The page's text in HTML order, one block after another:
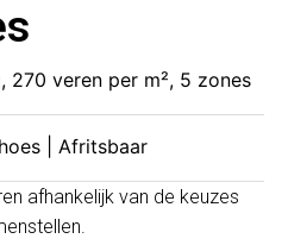
270 veren per m², 5 zones
| Afritsbaar
afhankelijk van de keuzes